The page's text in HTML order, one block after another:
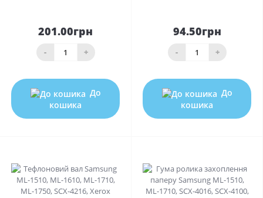
201.00грн
- +
До
кошика
94.50грн
- +
До
кошика